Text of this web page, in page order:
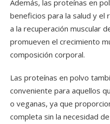
Además, las proteínas en
beneficios para la salud y el
a la recuperación muscular
promueven el crecimiento
composición corporal.
Las proteínas en polvo
conveniente para aquellos
o veganas, ya que
completa sin la necesidad